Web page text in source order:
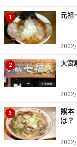
1 元祖
2 大宮
3
熊本
は？